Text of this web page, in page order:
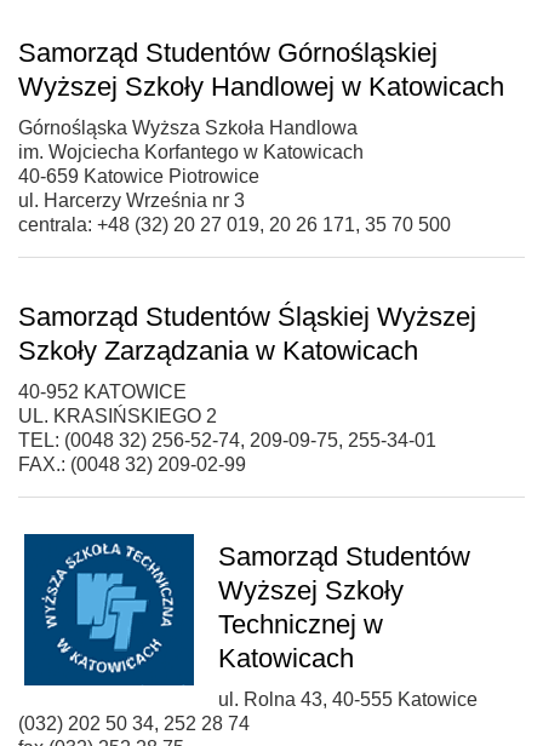
Samorząd Studentów Górnośląskiej
Wyższej Szkoły Handlowej w Katowicach
Górnośląska Wyższa Szkoła Handlowa
im. Wojciecha Korfantego w Katowicach
40-659 Katowice Piotrowice
ul. Harcerzy Września nr 3
centrala: +48 (32) 20 27 019, 20 26 171, 35 70 500
Samorząd Studentów Śląskiej Wyższej
Szkoły Zarządzania w Katowicach
40-952 KATOWICE
UL. KRASIŃSKIEGO 2
TEL: (0048 32) 256-52-74, 209-09-75, 255-34-01
FAX.: (0048 32) 209-02-99
Samorząd Studentów
Wyższej Szkoły
Technicznej w
Katowicach
ul. Rolna 43, 40-555 Katowice
(032) 202 50 34, 252 28 74